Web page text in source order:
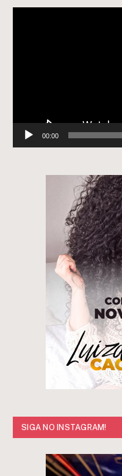
00:00
SIGA NO INSTAGRAM!